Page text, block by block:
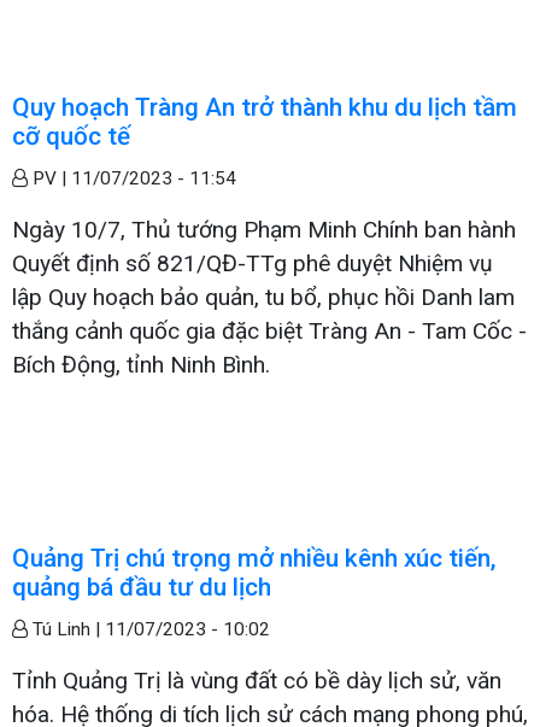
Quy hoạch Tràng An trở thành khu du lịch tầm
cỡ quốc tế
PV | 11/07/2023 - 11:54
Ngày 10/7, Thủ tướng Phạm Minh Chính ban hành
Quyết định số 821/QĐ-TTg phê duyệt Nhiệm vụ
lập Quy hoạch bảo quản, tu bổ, phục hồi Danh lam
thắng cảnh quốc gia đặc biệt Tràng An - Tam Cốc -
Bích Động, tỉnh Ninh Bình.
Quảng Trị chú trọng mở nhiều kênh xúc tiến,
quảng bá đầu tư du lịch
Tú Linh | 11/07/2023 - 10:02
Tỉnh Quảng Trị là vùng đất có bề dày lịch sử, văn
hóa. Hệ thống di tích lịch sử cách mạng phong phú,